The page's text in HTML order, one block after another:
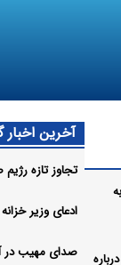
آخرین اخبار
تجاوز تازه
ادعای وزیر
صدای مهیب در